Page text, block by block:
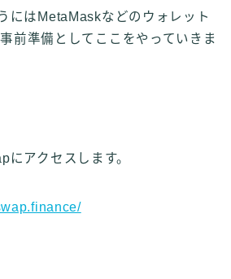
にはMetaMaskなどのウォレット
前準備としてここをやっていきま
アクセスします。